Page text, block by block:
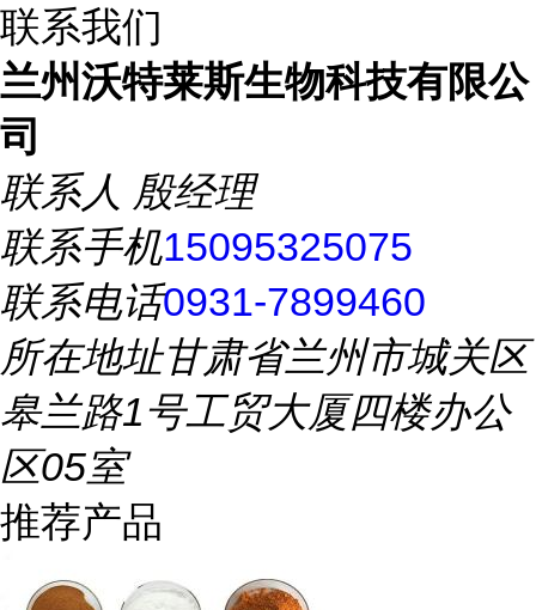
联系我们
兰州沃特莱斯生物科技有限公
司
联系人 殷经理
联系手机15095325075
联系电话0931-7899460
所在地址甘肃省兰州市城关区
皋兰路1号工贸大厦四楼办公
区05室
推荐产品